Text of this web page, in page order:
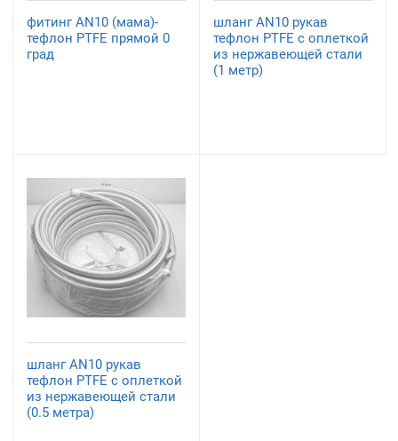
фитинг AN10 (мама)-
тефлон PTFE прямой 0
град
шланг AN10 рукав
тефлон PTFE с оплеткой
из нержавеющей стали
(1 метр)
шланг AN10 рукав
тефлон PTFE с оплеткой
из нержавеющей стали
(0.5 метра)